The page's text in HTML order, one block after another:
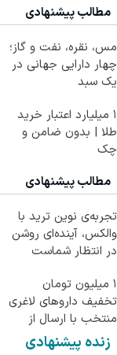
مطالب پیشنهادی
مس، نقره، نفت و گاز؛
چهار دارایی جهانی در
یک سبد
۱ میلیارد اعتبار خرید
طلا | بدون ضامن و
چک
مطالب پیشنهادی
تجربه‌ی نوین ترید با
والکس، آینده‌ای روشن
در انتظار شماست
۱ میلیون تومان
تخفیف داروهای لاغری
منتخب با ارسال از
داروخانه نزدیکت
زنده پیشنهادی